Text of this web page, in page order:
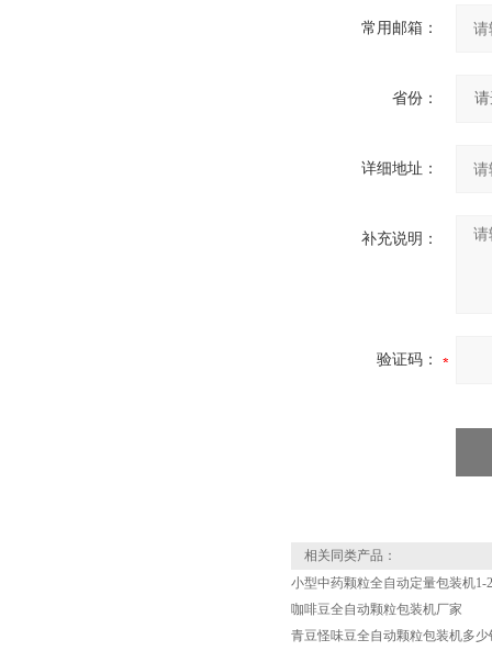
常用邮箱：
省份：
详细地址：
补充说明：
验证码：
相关同类产品：
小型中药颗粒全自动定量包装机1-
咖啡豆全自动颗粒包装机厂家
青豆怪味豆全自动颗粒包装机多少